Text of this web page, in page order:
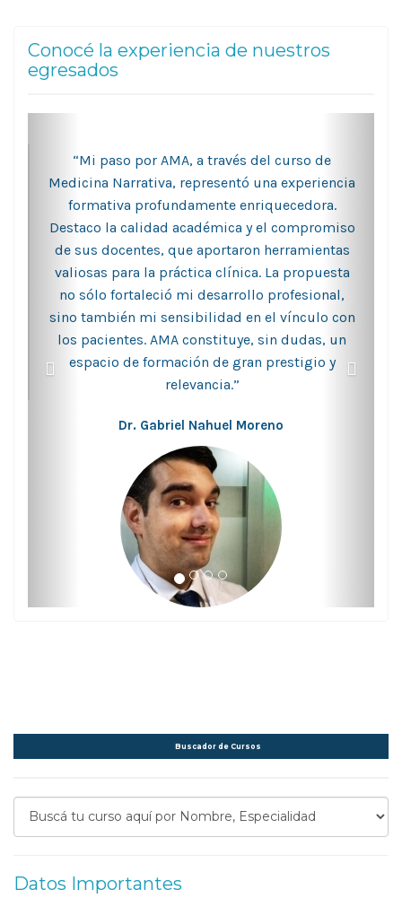
Conocé la experiencia de nuestros
egresados
“Mi paso por AMA, a través del curso de
Medicina Narrativa, representó una experiencia
formativa profundamente enriquecedora.
Destaco la calidad académica y el compromiso
de sus docentes, que aportaron herramientas
valiosas para la práctica clínica. La propuesta
no sólo fortaleció mi desarrollo profesional,
sino también mi sensibilidad en el vínculo con
los pacientes. AMA constituye, sin dudas, un
espacio de formación de gran prestigio y
relevancia.”
Dr. Gabriel Nahuel Moreno
Buscador de Cursos
Datos Importantes